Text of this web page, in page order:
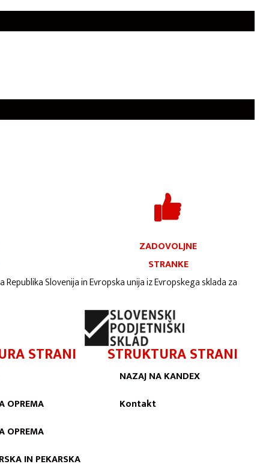
ZADOVOLJNE
STRANKE
Slovenija in Evropska unija iz Evropskega sklada za
STRANI
OPREMA
OPREMA
IN PEKARSKA
STRUKTURA STRANI
NAZAJ NA KANDEX
Kontakt